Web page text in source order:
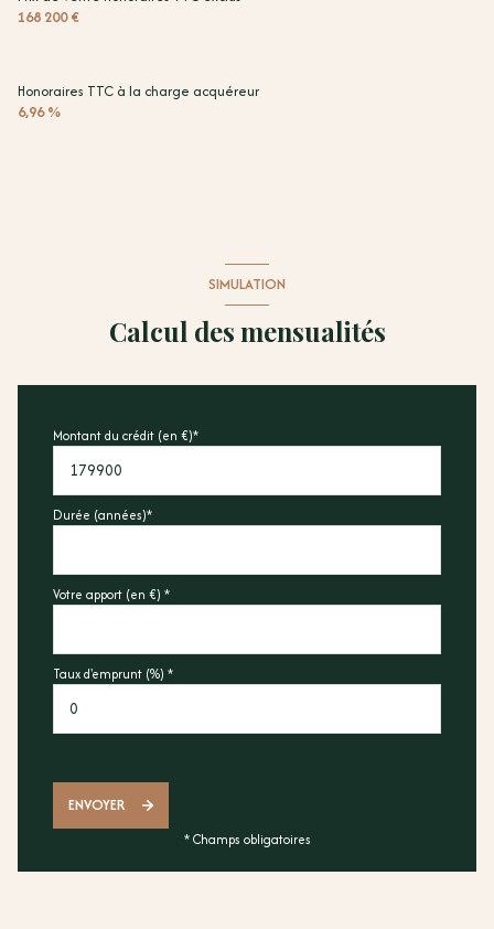
168 200 €
Honoraires TTC à la charge acquéreur
6,96 %
SIMULATION
Calcul des mensualités
Montant du crédit (en €)*
Durée (années)*
Votre apport (en €) *
Taux d'emprunt (%) *
ENVOYER
* Champs obligatoires